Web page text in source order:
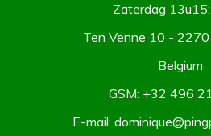
Zaterdag
Ten Venne 10 -
Belgium
GSM: +32 496
E-mail: